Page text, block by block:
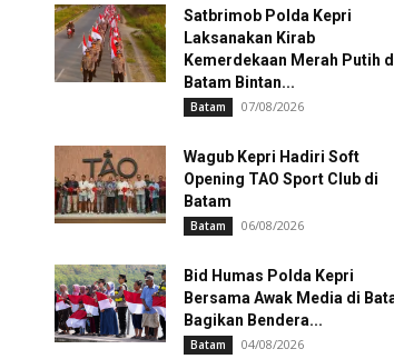
Satbrimob Polda Kepri
Laksanakan Kirab
Kemerdekaan Merah Putih
Batam Bintan...
Batam 07/08/2026
Wagub Kepri Hadiri Soft
Opening TAO Sport Club di
Batam
Batam 06/08/2026
Bid Humas Polda Kepri
Bersama Awak Media di
Bagikan Bendera...
Batam 04/08/2026